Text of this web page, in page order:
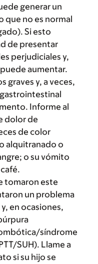
generar un
que no es normal
Si esto
de presentar
perjudiciales y,
aumentar.
graves y, a veces,
Informe al
dolor de
de color
alquitranado o
o su vómito
tomaron este
un problema
en ocasiones,
síndrome
SUH). Llame a
si su hijo se